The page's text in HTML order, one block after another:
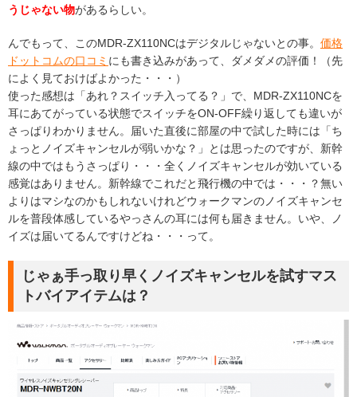
うじゃない物があるらしい。
んでもって、このMDR-ZX110NCはデジタルじゃないとの事。 価格
ドットコムの口コミ にも書き込みがあって、ダメダメの評価！（先
によく見ておけばよかった・・・）
使った感想は「あれ？スイッチ入ってる？」で、MDR-ZX110NCを
耳にあてがっている状態でスイッチをON-OFF繰り返しても違いが
さっぱりわかりません。届いた直後に部屋の中で試した時には「ち
ょっとノイズキャンセルが弱いかな？」とは思ったのですが、新幹
線の中ではもうさっぱり・・・全くノイズキャンセルが効いている
感覚はありません。新幹線でこれだと飛行機の中では・・・？無い
よりはマシなのかもしれないけれどウォークマンのノイズキャンセ
ルを普段体感しているやっさんの耳には何も届きません。いや、ノ
イズは届いてるんですけどね・・・って。
じゃぁ手っ取り早くノイズキャンセルを試すマス
トバイアイテムは？